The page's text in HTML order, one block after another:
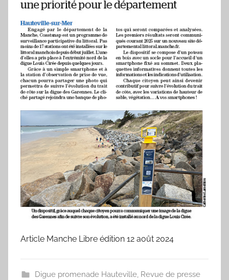
Article Manche Libre édition 12 août 2024
Digue promenade Hauteville, Revue de presse